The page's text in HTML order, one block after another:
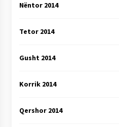
Nëntor 2014
Tetor 2014
Gusht 2014
Korrik 2014
Qershor 2014